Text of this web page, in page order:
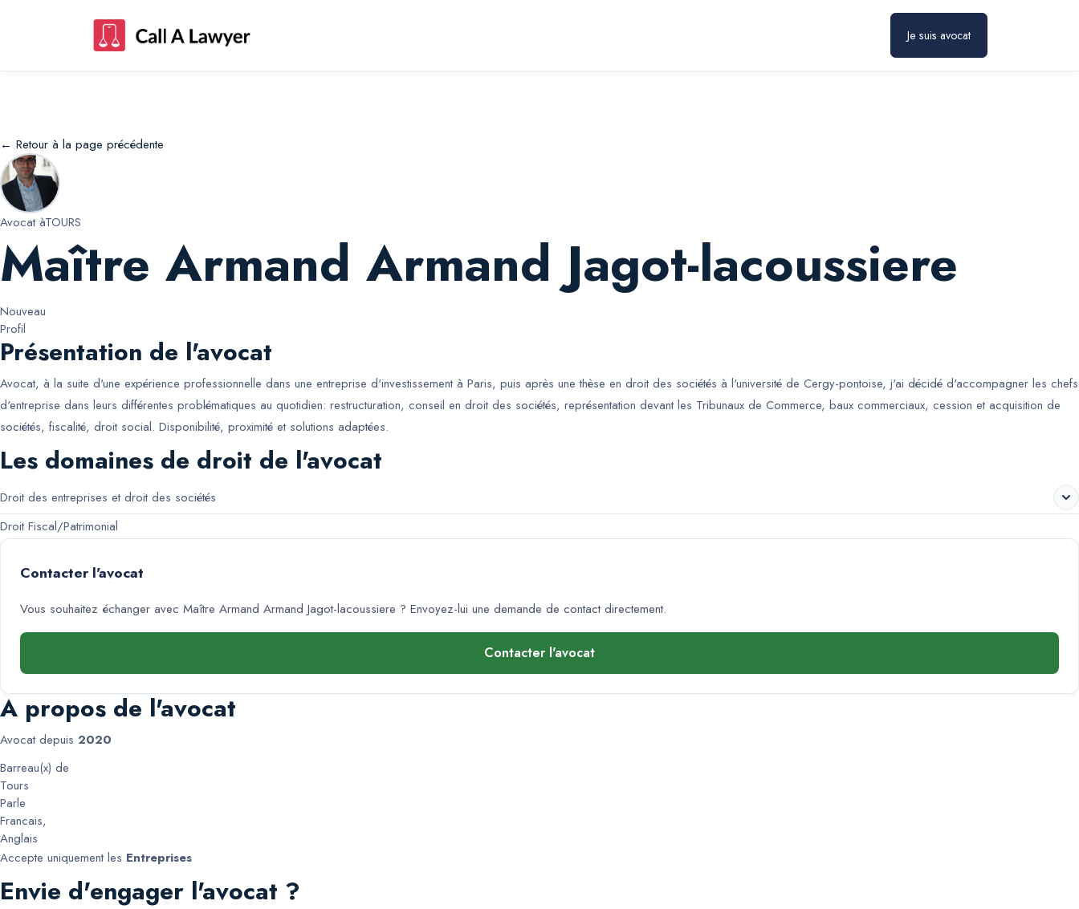
Je suis avocat
← Retour à la page précédente
Avocat àTOURS
Maître Armand Armand Jagot-lacoussiere
Nouveau
Profil
Présentation de l'avocat
Avocat, à la suite d'une expérience professionnelle dans une entreprise d'investissement à Paris, puis après une thèse en droit des sociétés à l'université de Cergy-pontoise, j'ai décidé d'accompagner les chefs
d'entreprise dans leurs différentes problématiques au quotidien: restructuration, conseil en droit des sociétés, représentation devant les Tribunaux de Commerce, baux commerciaux, cession et acquisition de
sociétés, fiscalité, droit social. Disponibilité, proximité et solutions adaptées.
Les domaines de droit de l'avocat
Droit des entreprises et droit des sociétés
Droit Fiscal/Patrimonial
Contacter l'avocat
Vous souhaitez échanger avec Maître Armand Armand Jagot-lacoussiere ? Envoyez-lui une demande de contact directement.
Contacter l'avocat
A propos de l'avocat
Avocat depuis 2020
Barreau(x) de
Tours
Parle
Francais,
Anglais
Accepte uniquement les Entreprises
Envie d'engager l'avocat ?